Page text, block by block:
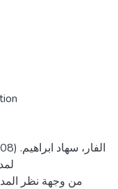
من وجهة نظر